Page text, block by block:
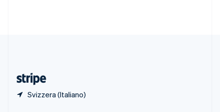
Svizzera (Italiano)